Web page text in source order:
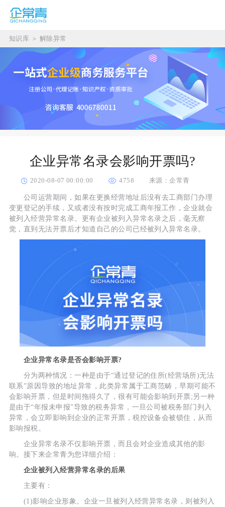
知识库 ＞ 解除异常
企业异常名录会影响开票吗?
2020-08-07 00:00:00 4758 来源：企常青
公司运营期间，如果在更换经营地址后没有去工商部门办理
变更登记的手续，又或者没有按时完成工商年报工作，企业就会
被列入经营异常名录。更有企业被列入异常名录之后，毫无察
觉，直到无法开票后才知道自己的公司已经被列入异常名录。
企业异常名录是否会影响开票?
分为两种情况：一种是由于“通过登记的住所(经营场所)无法
联系”原因导致的地址异常，此类异常属于工商范畴，早期可能不
会影响开票，但是时间拖得久了，很有可能会影响到开票;另一种
是由于“年报未申报”导致的税务异常，一旦公司被税务部门列入
异常，会立即影响到企业的正常开票，税控设备会被锁住，从而
影响报税。
企业异常名录不仅影响开票，而且会对企业造成其他的影
响。接下来企常青为您详细介绍：
企业被列入经营异常名录的后果
主要有：
(1)影响企业形象。企业一旦被列入经营异常名录，则被列入